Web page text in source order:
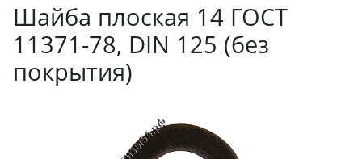
Шайба плоская 14 ГОСТ
11371-78, DIN 125 (без
покрытия)